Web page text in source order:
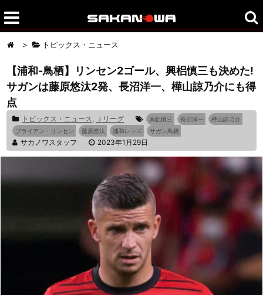
> トピックス・ニュース
【浦和-鳥栖】リンセン2ゴール、興梠慎三も決めた!
サガンは藤原悠汰2発、長沼洋一、樺山諒乃介にも得
点
トピックス・ニュース, Ｊリーグ 興梠慎三 長沼洋一
樺山諒乃介
ブライアン・リンセン
藤原悠汰 浦和レッズ サガン鳥栖
サカノワスタッフ 2023年1月29日